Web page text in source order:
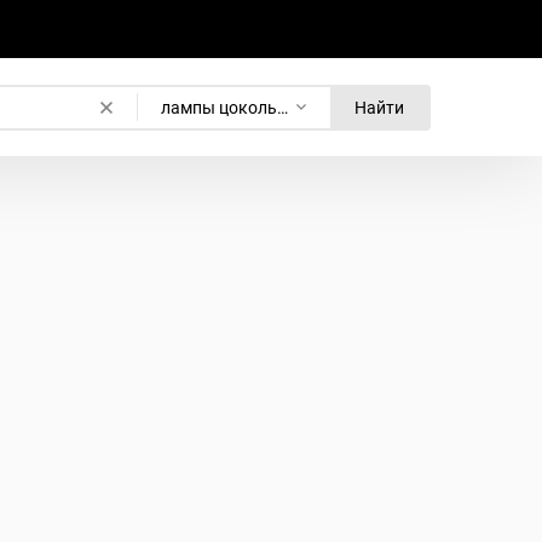
лампы цоколь G4 Найти